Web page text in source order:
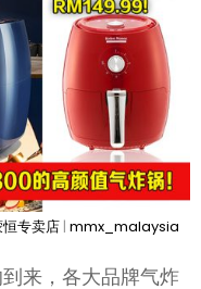
专卖店 | mmx_malaysia
来，各大品牌气炸